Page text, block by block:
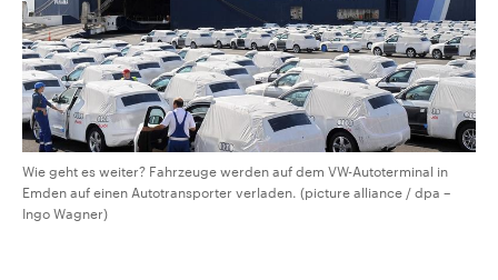
Wie geht es weiter? Fahrzeuge werden auf dem VW-Autoterminal in
Emden auf einen Autotransporter verladen. (picture alliance / dpa –
Ingo Wagner)